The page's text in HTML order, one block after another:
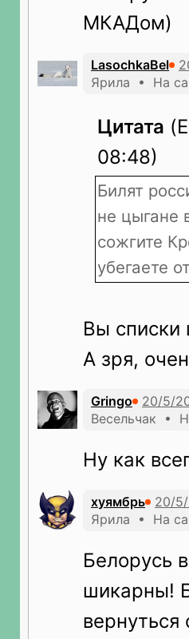
МКАДом)
LasochkaBel
Ярила • На
Цитата
08:48)
Билят
не цыгане
сожгите
убегаете
Вы списки
А зря,
Gringo
Весельчак •
Ну как
хуямбрь
Ярила • На
Белорусь
шикарны!